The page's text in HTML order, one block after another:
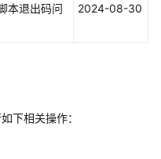
本退出码问
2024-08-30
下相关操作：